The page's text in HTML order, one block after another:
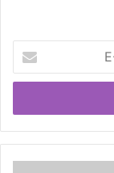
Posta
adresinizi